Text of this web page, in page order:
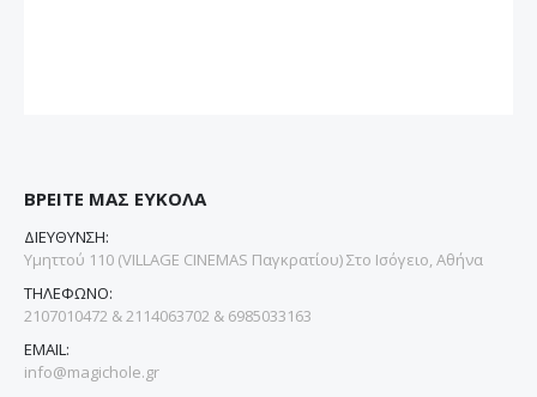
ΒΡΕΙΤΕ ΜΑΣ ΕΥΚΟΛΑ
ΔΙΕΥΘΥΝΣΗ:
Υμηττού 110 (VILLAGE CINEMAS Παγκρατίου) Στο Ισόγειο, Αθήνα
ΤΗΛΕΦΩΝΟ:
2107010472 & 2114063702 & 6985033163
EMAIL:
info@magichole.gr